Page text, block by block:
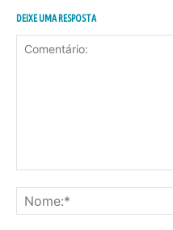
DEIXE UMA RESPOSTA